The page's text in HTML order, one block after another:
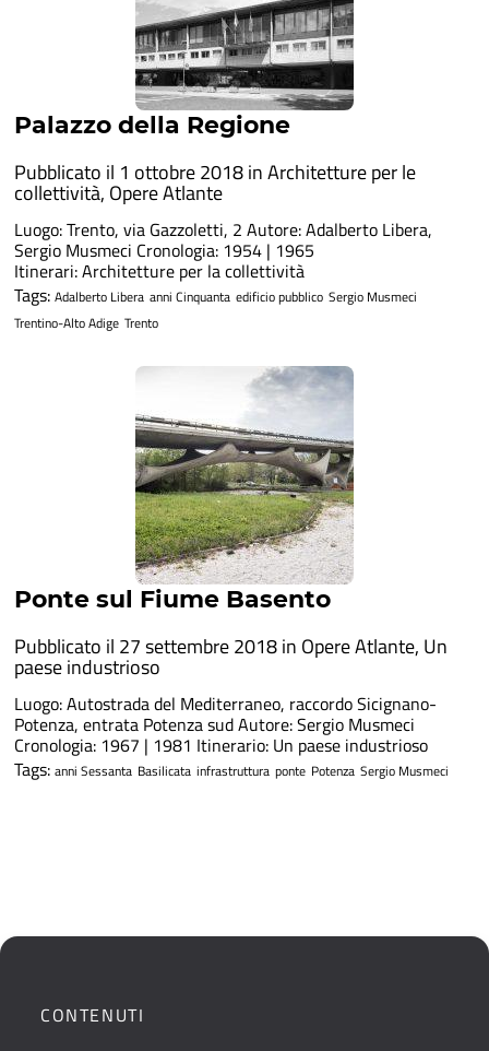
Palazzo della Regione
Pubblicato il 1 ottobre 2018 inArchitetture per le
collettività, Opere Atlante
Luogo: Trento, via Gazzoletti, 2 Autore: Adalberto Libera,
Sergio Musmeci Cronologia: 1954 | 1965
Itinerari: Architetture per la collettività
Tags: Adalberto Libera anni Cinquanta edificio pubblico Sergio Musmeci
Trentino-Alto Adige Trento
Ponte sul Fiume Basento
Pubblicato il 27 settembre 2018 in Opere Atlante, Un
paese industrioso
Luogo: Autostrada del Mediterraneo, raccordo Sicignano-
Potenza, entrata Potenza sud Autore: Sergio Musmeci
Cronologia: 1967 | 1981 Itinerario: Un paese industrioso
Tags: anni Sessanta Basilicata infrastruttura ponte Potenza Sergio Musmeci
CONTENUTI